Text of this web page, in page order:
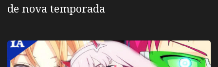
de nova temporada